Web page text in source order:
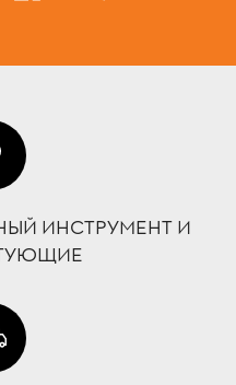
ИНСТРУМЕНТ И